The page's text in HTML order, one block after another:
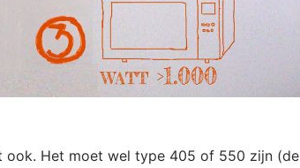
ook. Het moet wel type 405 of 550 zijn (de